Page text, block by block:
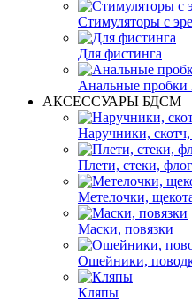
Стимуляторы с
Для фистинга
Анальные
АКСЕССУАРЫ БДСМ
Наручники,
Плети, стеки,
Метелочки,
Маски, повязки
Ошейники,
Кляпы